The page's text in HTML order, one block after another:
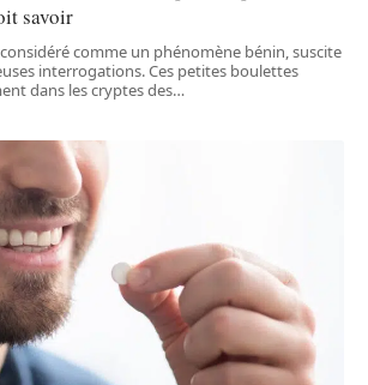
savoir
comme un phénomène bénin, suscite
interrogations. Ces petites boulettes
dans les cryptes des…